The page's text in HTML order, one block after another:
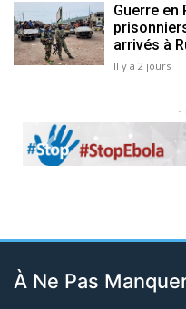
Guerre en
arrivés à
Il y a 2 jours
-
Previous
À Ne Pas